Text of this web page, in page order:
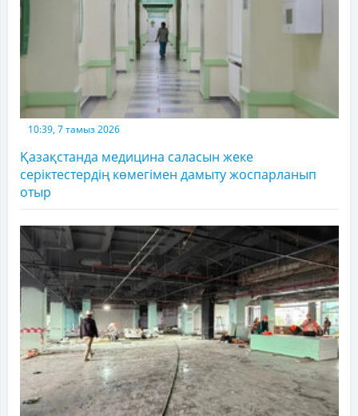
10:39, 7 тамыз 2026
Қазақстанда медицина саласын жеке
серіктестердің көмегімен дамыту жоспарланып
отыр